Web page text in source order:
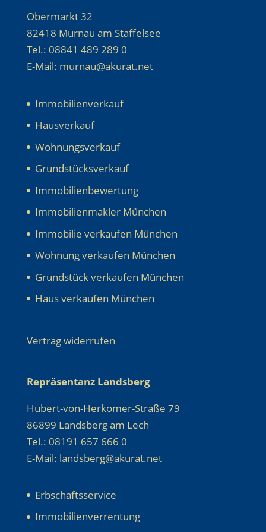
Obermarkt 32
82418 Murnau am Staffelsee
Tel.: 08841 489 289 0
E-Mail: murnau@akurat.net
Immobilienverkauf
Hausverkauf
Wohnungsverkauf
Grundstücksverkauf
Immobilienbewertung
Immobilienmakler München
Immobilie verkaufen München
Wohnung verkaufen München
Grundstück verkaufen München
Haus verkaufen München
Vertrag widerrufen
Repräsentanz Landsberg
Hubert-von-Herkomer-Straße 79
86899 Landsberg am Lech
Tel.: 08191 657 666 0
E-Mail: landsberg@akurat.net
Erbschaftsservice
Immobilienverrentung